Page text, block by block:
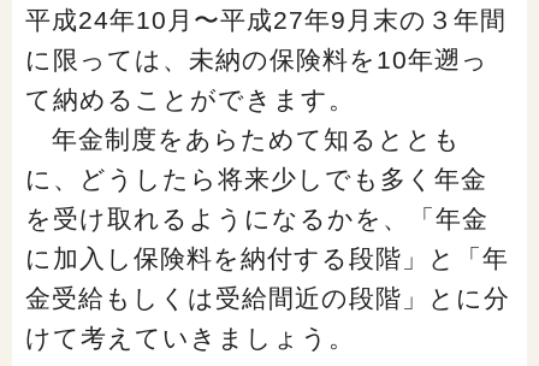
くらしすとについて
協会事業案内
プライバシーポリシー（個人情報保護方針）
サイトマップ
閉じる
平成24年10月〜平成27年9月末の３年間
に限っては、未納の保険料を10年遡っ
て納めることができます。
年金制度をあらためて知るととも
に、どうしたら将来少しでも多く年金
を受け取れるようになるかを、「年金
に加入し保険料を納付する段階」と「年
金受給もしくは受給間近の段階」とに分
けて考えていきましょう。